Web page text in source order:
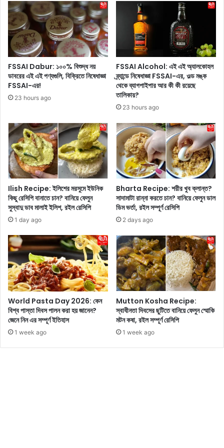
s
e
:
দে
ভা
রা
মু
ভি
র
রি
জে
জু
নি
য়
র
এ
ন
টি
আ
র
ক্ত
রা
চ
ল
চ্চি
ত্রে
র
মু
ক্তি
উ
i
n
g
L
o
k
:
দা
ফ
শো
ল্ডা
র
পো
শা
কে
হা
জি
র
য়ে
ছে
ন
শে
হ
না
জ
গি
ল
,
FSSAI Dabur: ১০০% বিশুদ্ধ নয়
ডাবরের এই এই পণ্যগুলি, বিক্রিতে নিষেধাজ্ঞা
FSSAI-এর!
23 hours ago
FSSAI Alcohol: এই এই অ্যালকোহল
ব্র্যান্ডে নিষেধাজ্ঞা FSSAI-এর, ওল্ড মঙ্ক
থেকে ব্যাগপাইপার আর কী কী রয়েছে
তালিকায়?
23 hours ago
Ilish Recipe: ইলিশের মরসুমে ইউনিক
কিছু রেসিপি বানাতে চান? বানিয়ে ফেলুন
সুস্বাদু ডাব মালাই ইলিশ, রইল রেসিপি
1 day ago
Bharta Recipe: শরীর খুব ক্লান্ত?
সাদামাটা রান্না করতে চান? বানিয়ে ফেলুন ডাল
ডিম ভর্তা, রইল সম্পূর্ণ রেসিপি
2 days ago
World Pasta Day 2026: কেন
বিশ্ব পাস্তা দিবস পালন করা হয় জানেন?
জেনে নিন এর সম্পূর্ণ ইতিহাস
1 week ago
Mutton Kosha Recipe:
স্বাধীনতা দিবসের ছুটিতে বানিয়ে ফেলুন স্মোকি
মটন কষা, রইল সম্পূর্ণ রেসিপি
1 week ago